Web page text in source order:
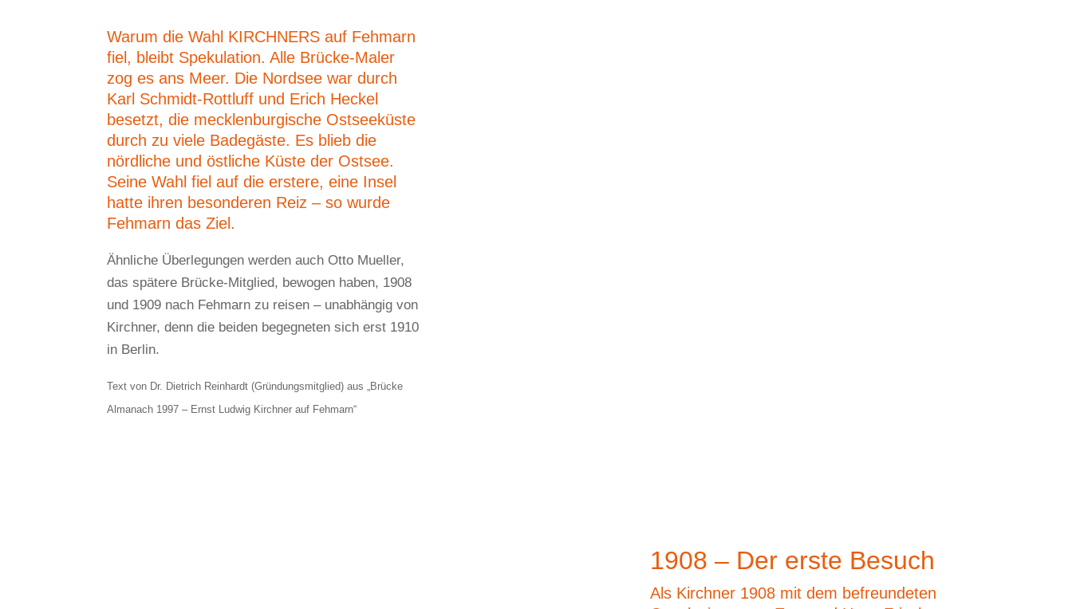
Warum die Wahl KIRCHNERS auf Fehmarn
fiel, bleibt Spekulation. Alle Brücke-Maler
zog es ans Meer. Die Nordsee war durch
Karl Schmidt-Rottluff und Erich Heckel
besetzt, die mecklenburgische Ostseeküste
durch zu viele Badegäste. Es blieb die
nördliche und östliche Küste der Ostsee.
Seine Wahl fiel auf die erstere, eine Insel
hatte ihren besonderen Reiz – so wurde
Fehmarn das Ziel.
Ähnliche Überlegungen werden auch Otto Mueller,
das spätere Brücke-Mitglied, bewogen haben, 1908
und 1909 nach Fehmarn zu reisen – unabhängig von
Kirchner, denn die beiden begegneten sich erst 1910
in Berlin.
Text von Dr. Dietrich Reinhardt (Gründungsmitglied) aus „Brücke
Almanach 1997 – Ernst Ludwig Kirchner auf Fehmarn“
1908 – Der erste Besuch
Als Kirchner 1908 mit dem befreundeten